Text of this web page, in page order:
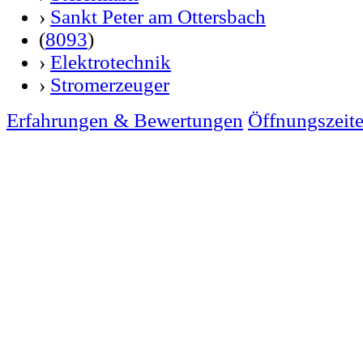
› Sankt Peter am Ottersbach
(8093)
› Elektrotechnik
› Stromerzeuger
Erfahrungen & Bewertungen